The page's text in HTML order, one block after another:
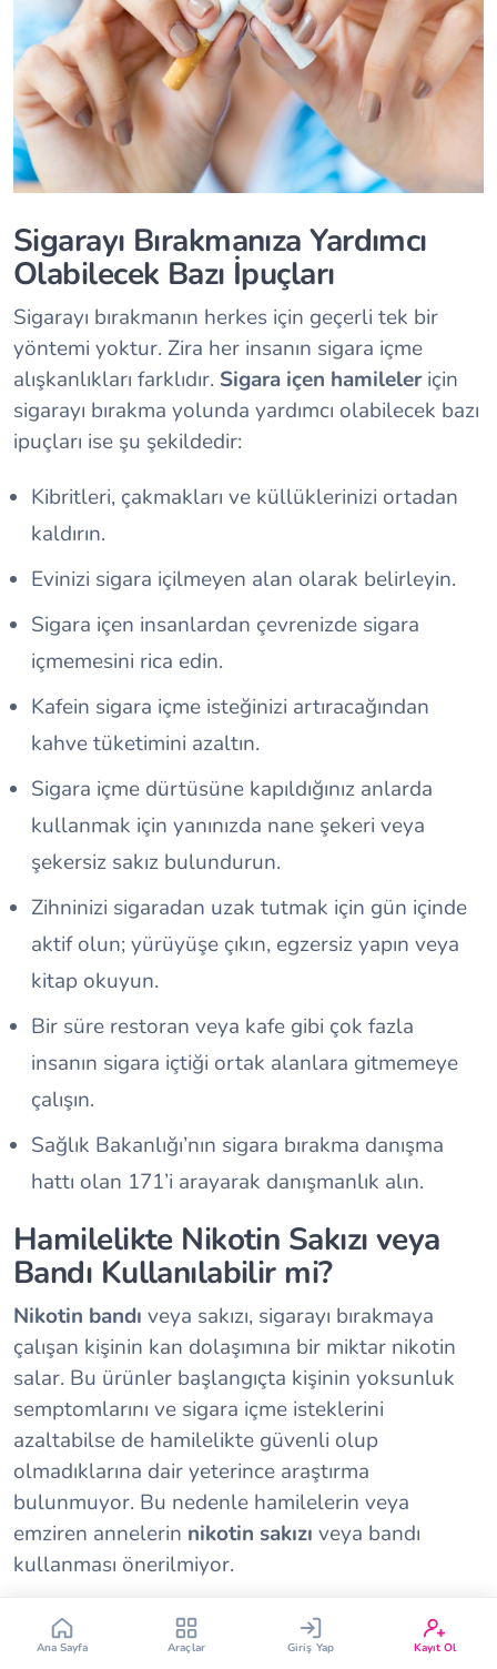
Sigarayı Bırakmanıza Yardımcı
Olabilecek Bazı İpuçları
Sigarayı bırakmanın herkes için geçerli tek bir
yöntemi yoktur. Zira her insanın sigara içme
alışkanlıkları farklıdır. Sigara içen hamileleriçin
sigarayı bırakma yolunda yardımcı olabilecek bazı
ipuçları ise şu şekildedir:
Kibritleri, çakmakları ve küllüklerinizi ortadan
kaldırın.
Evinizi sigara içilmeyen alan olarak belirleyin.
Sigara içen insanlardan çevrenizde sigara
içmemesini rica edin.
Kafein sigara içme isteğinizi artıracağından
kahve tüketimini azaltın.
Sigara içme dürtüsüne kapıldığınız anlarda
kullanmak için yanınızda nane şekeri veya
şekersiz sakız bulundurun.
Zihninizi sigaradan uzak tutmak için gün içinde
aktif olun; yürüyüşe çıkın, egzersiz yapın veya
kitap okuyun.
Bir süre restoran veya kafe gibi çok fazla
insanın sigara içtiği ortak alanlara gitmemeye
çalışın.
Sağlık Bakanlığı’nın sigara bırakma danışma
hattı olan 171’i arayarak danışmanlık alın.
Hamilelikte Nikotin Sakızı veya
Bandı Kullanılabilir mi?
Nikotin bandı veya sakızı, sigarayı bırakmaya
çalışan kişinin kan dolaşımına bir miktar nikotin
salar. Bu ürünler başlangıçta kişinin yoksunluk
semptomlarını ve sigara içme isteklerini
azaltabilse de hamilelikte güvenli olup
olmadıklarına dair yeterince araştırma
bulunmuyor. Bu nedenle hamilelerin veya
emziren annelerin nikotin sakızı veya bandı
kullanması önerilmiyor.
Hamilelikte Sigarayı Bırakınca Nasıl
Hissedeceksiniz?
Çin Takvimi
Bebek Burcu Bebek Aşı Takvimi
Vücut Kitle Endeksi Gebelik Hesaplama
Yumurtlama Hesaplama
Ana Sayfa Araçlar Giriş Yap Kayıt Ol